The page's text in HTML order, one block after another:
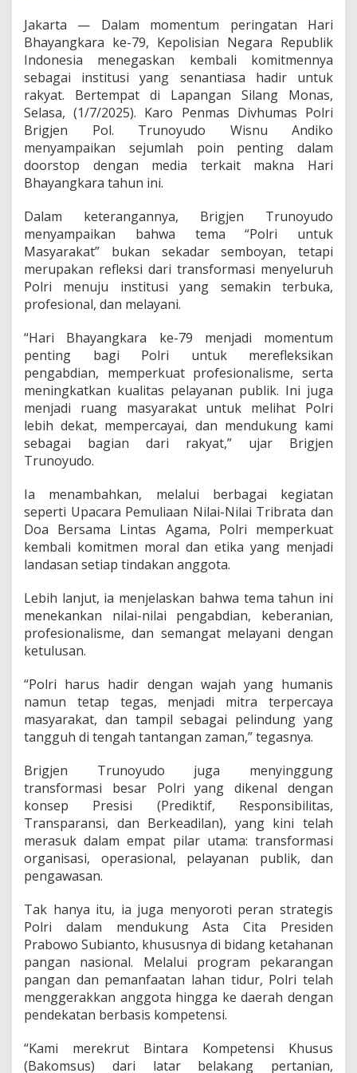
7
9
,
P
o
r
i
T
e
g
a
s
a
n
K
o
m
i
t
n
s
e
b
a
g
a
i
i
d
u
n
d
a
n
P
a
a
n
R
k
Jakarta — Dalam momentum peringatan Hari
Bhayangkara ke-79, Kepolisian Negara Republik
Indonesia menegaskan kembali komitmennya
sebagai institusi yang senantiasa hadir untuk
rakyat. Bertempat di Lapangan Silang Monas,
Selasa, (1/7/2025). Karo Penmas Divhumas Polri
Brigjen Pol. Trunoyudo Wisnu Andiko
menyampaikan sejumlah poin penting dalam
doorstop dengan media terkait makna Hari
Bhayangkara tahun ini.
Dalam keterangannya, Brigjen Trunoyudo
menyampaikan bahwa tema “Polri untuk
Masyarakat” bukan sekadar semboyan, tetapi
merupakan refleksi dari transformasi menyeluruh
Polri menuju institusi yang semakin terbuka,
profesional, dan melayani.
“Hari Bhayangkara ke-79 menjadi momentum
penting bagi Polri untuk merefleksikan
pengabdian, memperkuat profesionalisme, serta
meningkatkan kualitas pelayanan publik. Ini juga
menjadi ruang masyarakat untuk melihat Polri
lebih dekat, mempercayai, dan mendukung kami
sebagai bagian dari rakyat,” ujar Brigjen
Trunoyudo.
Ia menambahkan, melalui berbagai kegiatan
seperti Upacara Pemuliaan Nilai-Nilai Tribrata dan
Doa Bersama Lintas Agama, Polri memperkuat
kembali komitmen moral dan etika yang menjadi
landasan setiap tindakan anggota.
Lebih lanjut, ia menjelaskan bahwa tema tahun ini
menekankan nilai-nilai pengabdian, keberanian,
profesionalisme, dan semangat melayani dengan
ketulusan.
“Polri harus hadir dengan wajah yang humanis
namun tetap tegas, menjadi mitra terpercaya
masyarakat, dan tampil sebagai pelindung yang
tangguh di tengah tantangan zaman,” tegasnya.
Brigjen Trunoyudo juga menyinggung
transformasi besar Polri yang dikenal dengan
konsep Presisi (Prediktif, Responsibilitas,
Transparansi, dan Berkeadilan), yang kini telah
merasuk dalam empat pilar utama: transformasi
organisasi, operasional, pelayanan publik, dan
pengawasan.
Tak hanya itu, ia juga menyoroti peran strategis
Polri dalam mendukung Asta Cita Presiden
Prabowo Subianto, khususnya di bidang ketahanan
pangan nasional. Melalui program pekarangan
pangan dan pemanfaatan lahan tidur, Polri telah
menggerakkan anggota hingga ke daerah dengan
pendekatan berbasis kompetensi.
“Kami merekrut Bintara Kompetensi Khusus
(Bakomsus) dari latar belakang pertanian,